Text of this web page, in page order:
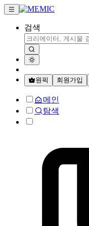
검색
원픽 회원가입
메인
탐색